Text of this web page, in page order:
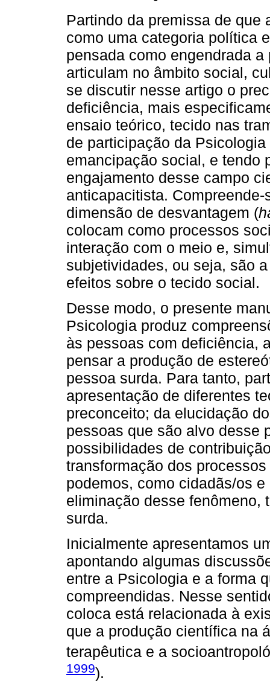
Partindo da premissa de que
como uma categoria política
pensada como engendrada
articulam no âmbito social,
se discutir nesse artigo o
deficiência, mais
ensaio teórico, tecido nas
de participação da
emancipação social, e tendo
engajamento desse campo
anticapacitista.
dimensão de desvantagem (
colocam como processos
interação com o meio e,
subjetividades, ou seja, são
efeitos sobre o tecido social.
Desse modo, o presente
Psicologia produz
às pessoas com deficiência,
pensar a produção de
pessoa surda. Para tanto,
apresentação de diferentes
preconceito; da elucidação
pessoas que são alvo desse
possibilidades de
transformação dos
podemos, como cidadãs/os
eliminação desse fenômeno,
surda.
Inicialmente apresentamos
apontando algumas
entre a Psicologia e a forma
compreendidas. Nesse
coloca está relacionada à
que a produção científica na
terapêutica e a
1999).